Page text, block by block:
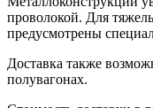
проволокой. Для
предусмотрены
Доставка также
полувагонах.